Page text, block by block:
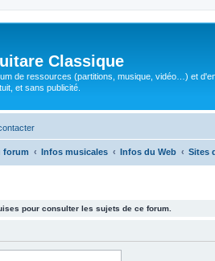
Classique
de ressources (partitions, musique, vidéo…) et
et sans publicité.
forum Infos musicales Infos du Web Sites
pour consulter les sujets de ce forum.